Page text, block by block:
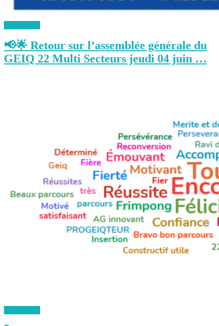
📢🌟 Retour sur l’assemblée générale du
GEIQ 22 Multi Secteurs jeudi 04 juin …